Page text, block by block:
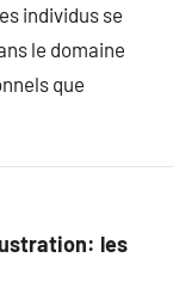
individus se
le domaine
que
les